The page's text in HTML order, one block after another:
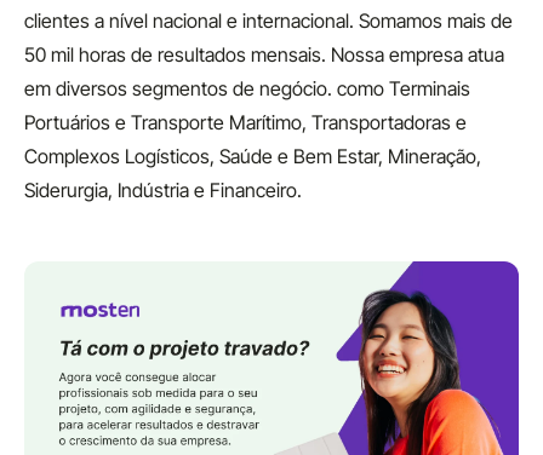
clientes a nível nacional e internacional. Somamos mais de
50 mil horas de resultados mensais. Nossa empresa atua
em diversos segmentos de negócio. como Terminais
Portuários e Transporte Marítimo, Transportadoras e
Complexos Logísticos, Saúde e Bem Estar, Mineração,
Siderurgia, Indústria e Financeiro.